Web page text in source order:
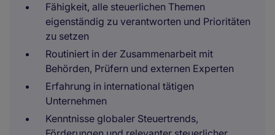
Fähigkeit, alle steuerlichen Themen
eigenständig zu verantworten und Prioritäten
zu setzen
Routiniert in der Zusammenarbeit mit
Behörden, Prüfern und externen Experten
Erfahrung in international tätigen
Unternehmen
Kenntnisse globaler Steuertrends,